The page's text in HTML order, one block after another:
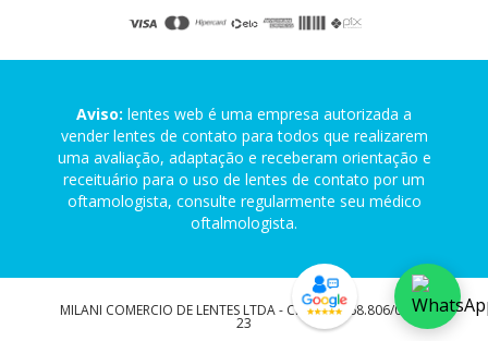
Aviso: lentes web é uma empresa autorizada a
vender lentes de contato para todos que realizarem
uma avaliação, adaptação e receberam orientação e
receituário para o uso de lentes de contato por um
oftamologista, consulte regularmente seu médico
oftalmologista.
MILANI COMERCIO DE LENTES LTDA - CNPJ: 24.268.806/0001-
23